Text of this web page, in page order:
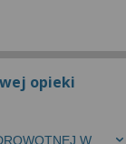
opieki
W